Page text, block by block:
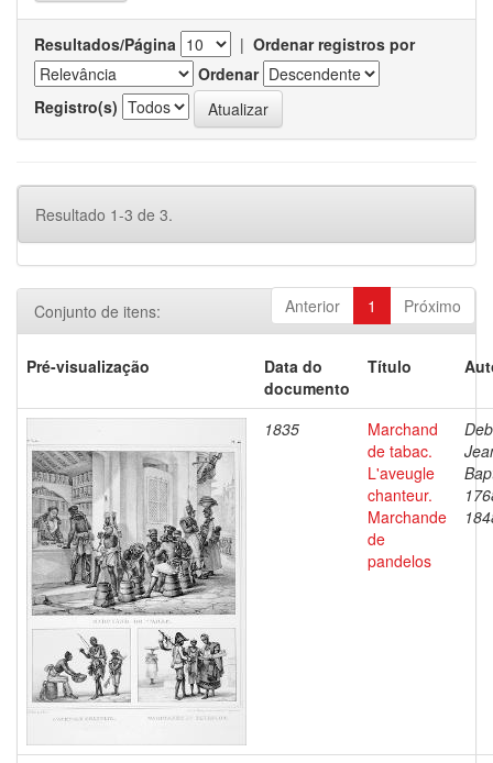
Resultados/Página | Ordenar registros por
Ordenar
Registro(s)
Resultado 1-3 de 3.
Anterior 1 Próximo
Conjunto de itens:
Pré-visualização
Data do
documento
Título
1835
Marchand
de tabac.
L'aveugle
chanteur.
Marchande
de
pandelos